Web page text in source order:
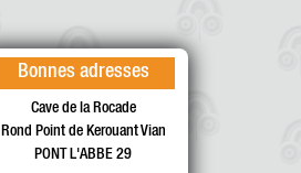
Bonnes adresses
Cave de la Rocade
Rond Point de Kerouant Vian
PONT L'ABBE 29